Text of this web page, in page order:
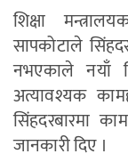
शिक्षा
सापकोटाले
नभएकाले नयाँ
अत्यावश्यक
सिंहदरबारमा
जानकारी दिए ।